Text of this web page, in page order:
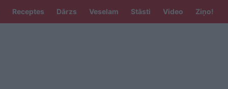
Receptes Dārzs Veselam Stāsti Video Ziņo!